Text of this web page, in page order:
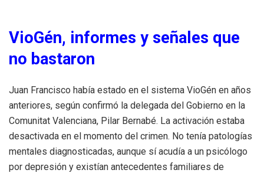
VioGén, informes y señales que
no bastaron
Juan Francisco había estado en el sistema VioGén en años
anteriores, según confirmó la delegada del Gobierno en la
Comunitat Valenciana, Pilar Bernabé. La activación estaba
desactivada en el momento del crimen. No tenía patologías
mentales diagnosticadas, aunque sí acudía a un psicólogo
por depresión y existían antecedentes familiares de